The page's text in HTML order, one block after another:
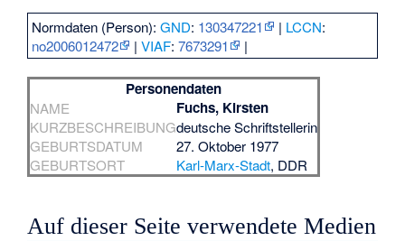
Normdaten (Person):GND: 130347221 | LCCN:
no2006012472
|VIAF:7673291 |
Personendaten
NAME Fuchs, Kirsten
KURZBESCHREIBUNGdeutsche Schriftstellerin
GEBURTSDATUM
27. Oktober 1977
GEBURTSORT
Karl-Marx-Stadt, DDR
Auf dieser Seite verwendete Medien